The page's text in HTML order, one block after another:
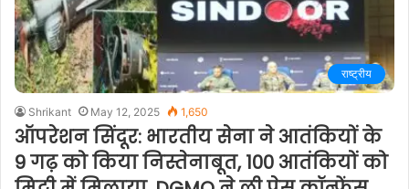
राष्ट्रीय
Shrikant May 12, 2025 1,650
ऑपरेशन सिंदूर: भारतीय सेना ने आतंकियों के
9 गढ़ को किया निस्तेनाबूत, 100 आतंकियों को